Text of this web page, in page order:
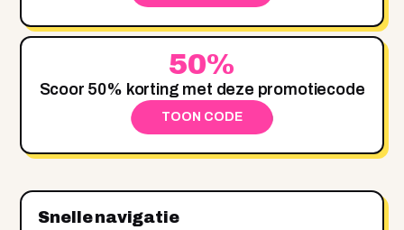
50%
Scoor 50% korting met deze promotiecode
TOON CODE
Snelle navigatie